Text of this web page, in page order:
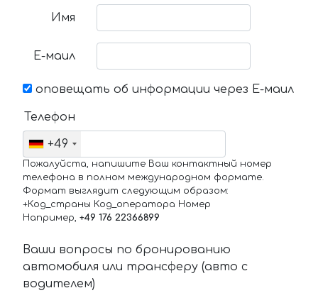
Имя
Е-маил
оповещать об информации через Е-маил
Телефон
+49
Пожалуйста, напишите Ваш контактный номер
телефона в полном международном формате.
Формат выглядит следующим образом:
+Код_страны Код_оператора Номер
Например, +49 176 22366899
Ваши вопросы по бронированию
автомобиля или трансферу (авто с
водителем)